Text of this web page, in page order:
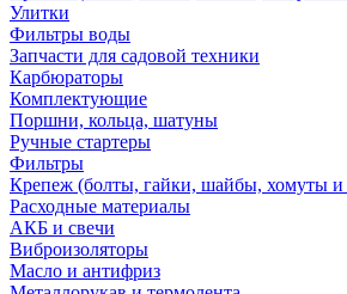
Улитки
Фильтры воды
Запчасти для садовой техники
Карбюраторы
Комплектующие
Поршни, кольца, шатуны
Ручные стартеры
Фильтры
Крепеж (болты, гайки, шайбы, хомуты и
Расходные материалы
АКБ и свечи
Виброизоляторы
Масло и антифриз